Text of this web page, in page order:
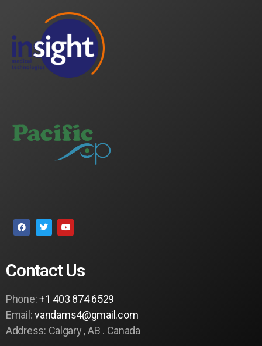
Contact Us
Phone:+1 403 874 6529
Email:vandams4@gmail.com
Address: Calgary , AB . Canada